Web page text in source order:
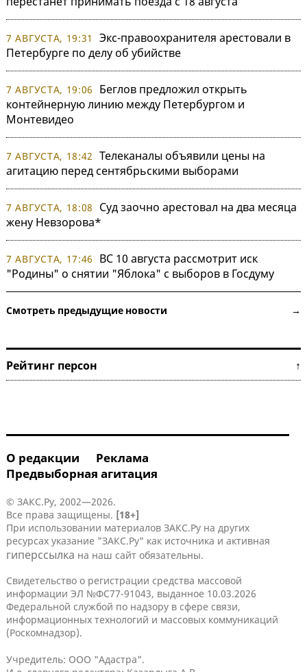
7 АВГУСТА, 19:31
Экс-правоохранителя арестовали в
Петербурге по делу об убийстве
7 АВГУСТА, 19:06
Беглов предложил открыть
контейнерную линию между Петербургом и
Монтевидео
7 АВГУСТА, 18:42 Телеканалы объявили цены на
агитацию перед сентябрьскими выборами
7 АВГУСТА, 18:08
Суд заочно арестовал на два месяца
жену Невзорова*
7 АВГУСТА, 17:46
ВС 10 августа рассмотрит иск
"Родины" о снятии "Яблока" с выборов в Госдуму
Смотреть предыдущие новости →
Рейтинг персон ↑
О редакции
Реклама
Предвыборная агитация
© ЗАКС.Ру, 2002—2026.
Все права защищены. [18+]
При использовании материалов ЗАКС.Ру на других
ресурсах указание "ЗАКС.Ру" как источника и активная
гиперссылка на наш сайт обязательны.
Свидетельство о регистрации средства массовой
информации ЭЛ №ФС77-91043, выданное 10.03.2026
Федеральной службой по надзору в сфере связи,
информационных технологий и массовых коммуникаций
(Роскомнадзор).
Учредитель: ООО "Адастра".